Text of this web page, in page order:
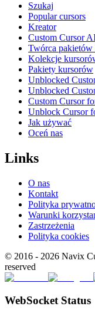
Szukaj
Popular cursors
Kreator
Custom Cursor
Twórca
Kolekcje
Pakiety kursorów
Unblocked
Unblocked
Custom Cursor
Unblock Cursor
Jak używać
Oceń nas
Links
O nas
Kontakt
Polityka
Warunki
Zastrzeżenia
Polityka cookies
© 2016 - 2026 Navix
reserved
WebSocket Status